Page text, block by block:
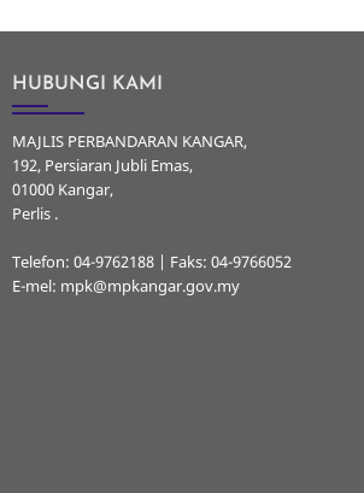
HUBUNGI KAMI
MAJLIS PERBANDARAN KANGAR,
192, Persiaran Jubli Emas,
01000 Kangar,
Perlis .
Telefon: 04-9762188 | Faks: 04-9766052
E-mel: mpk@mpkangar.gov.my